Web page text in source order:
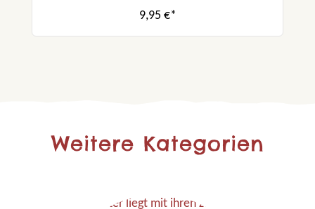
9,95 €*
Weitere Kategorien